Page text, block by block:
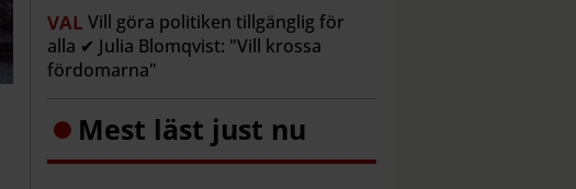
VAL Vill göra politiken tillgänglig för
alla ✔ Julia Blomqvist: "Vill krossa
fördomarna"
Mest läst just nu